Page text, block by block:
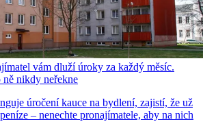
vám dluží úroky za každý měsíc.
nikdy neřekne
úročení kauce na bydlení, zajistí, že už
– nenechte pronajímatele, aby na nich